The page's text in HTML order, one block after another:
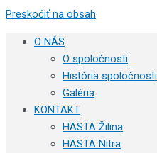
Preskočiť na obsah
O NÁS
O spoločnosti
História spoločnosti
Galéria
KONTAKT
HASTA Žilina
HASTA Nitra